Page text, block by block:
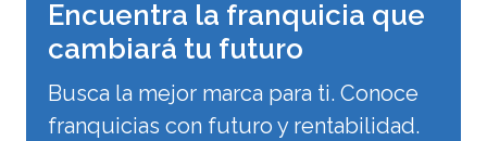
Encuentra la franquicia que
cambiará tu futuro
Busca la mejor marca para ti. Conoce
franquicias con futuro y rentabilidad.